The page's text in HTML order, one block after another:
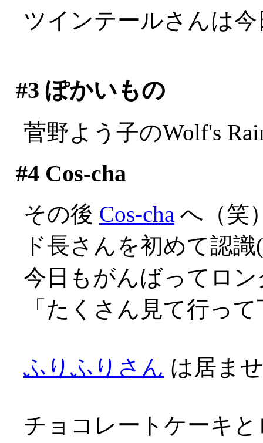
ツインテールさんは
#3 ぽかいもの
菅野よう子のWolf's
#4Cos-cha
その後 Cos-cha へ（笑
ド長さんを初めて認識
今日もがんばってロ
「たくさん見て行っ
ふりふりさん は居ま
チョコレートケーキ